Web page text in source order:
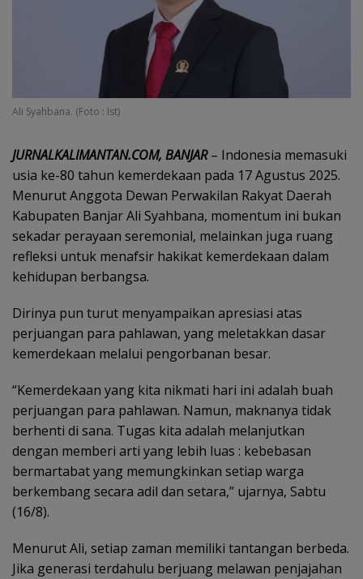
Ali Syahbana. (Foto : Ist)
JURNALKALIMANTAN.COM, BANJAR– Indonesia memasuki
usia ke-80 tahun kemerdekaan pada 17 Agustus 2025.
Menurut Anggota Dewan Perwakilan Rakyat Daerah
Kabupaten Banjar Ali Syahbana, momentum ini bukan
sekadar perayaan seremonial, melainkan juga ruang
refleksi untuk menafsir hakikat kemerdekaan dalam
kehidupan berbangsa.
Dirinya pun turut menyampaikan apresiasi atas
perjuangan para pahlawan, yang meletakkan dasar
kemerdekaan melalui pengorbanan besar.
“Kemerdekaan yang kita nikmati hari ini adalah buah
perjuangan para pahlawan. Namun, maknanya tidak
berhenti di sana. Tugas kita adalah melanjutkan
dengan memberi arti yang lebih luas : kebebasan
bermartabat yang memungkinkan setiap warga
berkembang secara adil dan setara,” ujarnya, Sabtu
(16/8).
Menurut Ali, setiap zaman memiliki tantangan berbeda.
Jika generasi terdahulu berjuang melawan penjajahan